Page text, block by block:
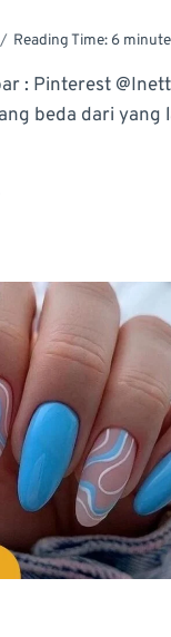
Reading Time: 6
: Pinterest
beda dari yang